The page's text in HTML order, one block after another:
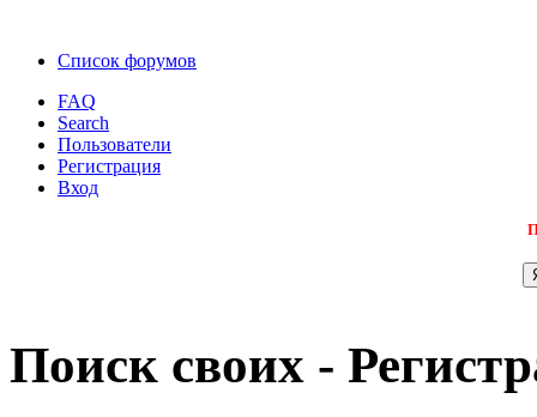
Список форумов
FAQ
Search
Пользователи
Регистрация
Вход
Поиск своих -